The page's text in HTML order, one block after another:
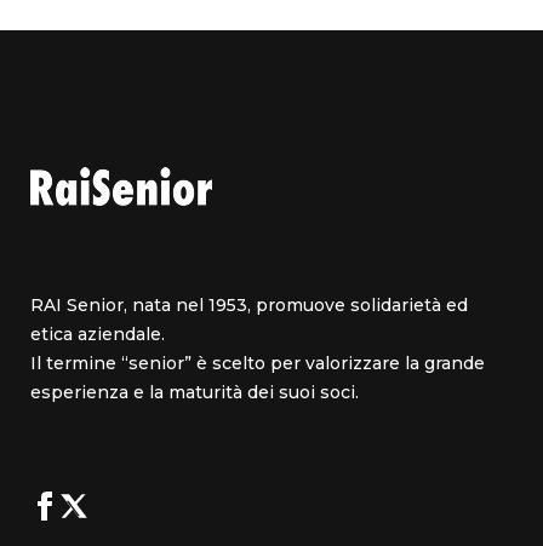
RAI Senior, nata nel 1953, promuove solidarietà ed
etica aziendale.
Il termine “senior” è scelto per valorizzare la grande
esperienza e la maturità dei suoi soci.